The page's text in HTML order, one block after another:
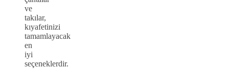
ve
takılar,
kıyafetinizi
tamamlayacak
en
iyi
seçeneklerdir.